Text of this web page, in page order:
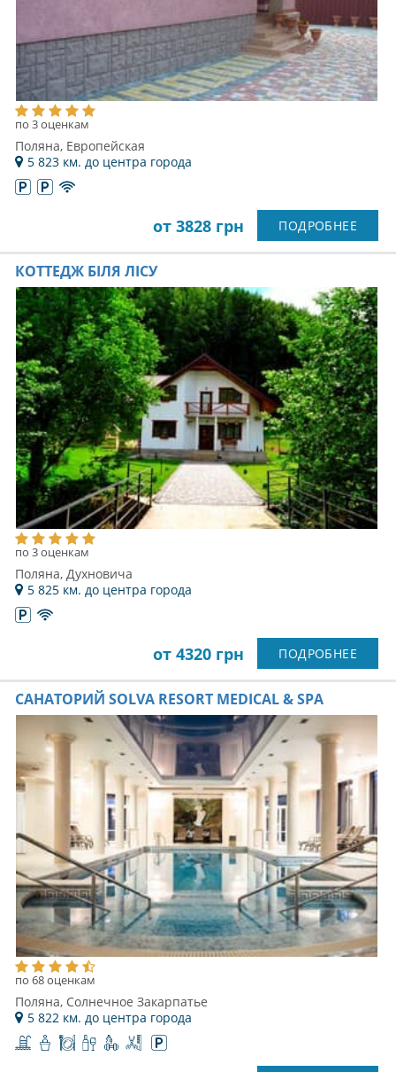
по 3 оценкам
Поляна, Европейская
5 823 км. до центра города
от 3828 грн ПОДРОБНЕЕ
КОТТЕДЖ БІЛЯ ЛІСУ
по 3 оценкам
Поляна, Духновича
5 825 км. до центра города
от 4320 грн ПОДРОБНЕЕ
САНАТОРИЙ SOLVA RESORT MEDICAL & SPA
по 68 оценкам
Поляна, Солнечное Закарпатье
5 822 км. до центра города